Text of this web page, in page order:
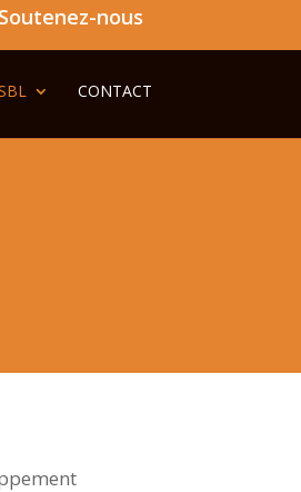
Soutenez-nous
CONTACT